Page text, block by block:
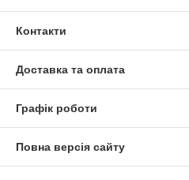
Контакти
Доставка та оплата
Графік роботи
Повна версія сайту